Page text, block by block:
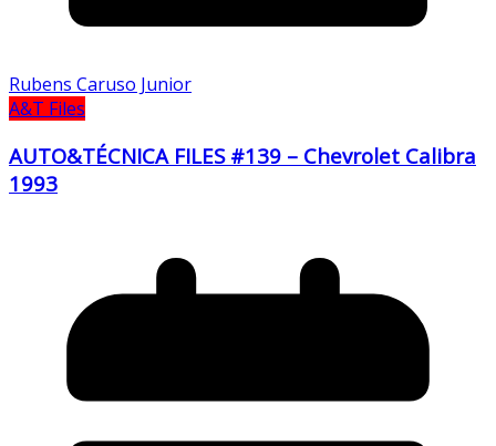
Rubens Caruso Junior
A&T Files
AUTO&TÉCNICA FILES #139 – Chevrolet Calibra
1993